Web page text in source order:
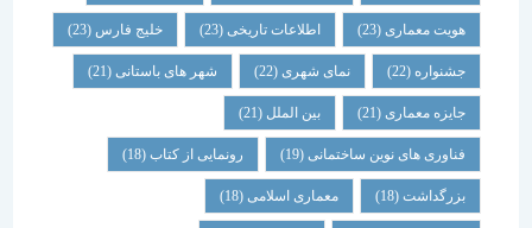
هویت معماری (23) اطلاعات تاریخی(23) خلیج فارس(23)
جشنواره(22) نمای شهری(22) شهر های باستانی (21)
جایزه معماری (21) بین الملل(21)
فناوری های نوین ساختمانی(19) رونمایی از کتاب (18)
بزرگداشت (18) معماری اسلامی(18)